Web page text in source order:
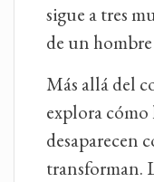
sigue a tres
de un
Más allá del
explora
desaparecen
transforman.